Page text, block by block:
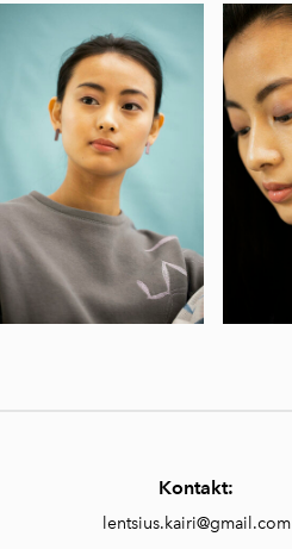
Kontakt:
lentsius.kairi@gmail.com